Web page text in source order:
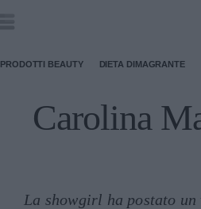
PRODOTTI BEAUTY DIETA DIMAGRANTE
Carolina
La showgirl ha postato